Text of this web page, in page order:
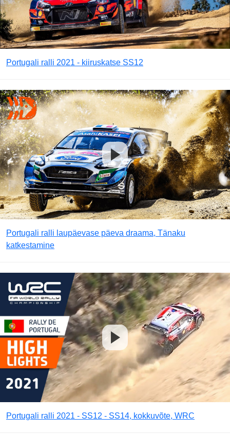
Portugali ralli 2021 - kiiruskatse SS12
Portugali ralli laupäevase päeva draama, Tänaku
katkestamine
Portugali ralli 2021 - SS12 - SS14, kokkuvõte, WRC